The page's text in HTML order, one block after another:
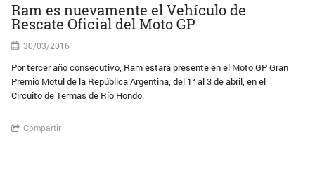
Ram es nuevamente el Vehículo de
Rescate Oficial del Moto GP
30/03/2016
Por tercer año consecutivo, Ram estará presente en el Moto GP Gran
Premio Motul de la República Argentina, del 1° al 3 de abril, en el
Circuito de Termas de Río Hondo.
Compartir